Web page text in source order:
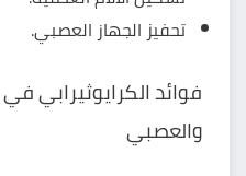
تحفيز الجهاز العصبي.
فوائد الكرايوثيرابي
والعصبي